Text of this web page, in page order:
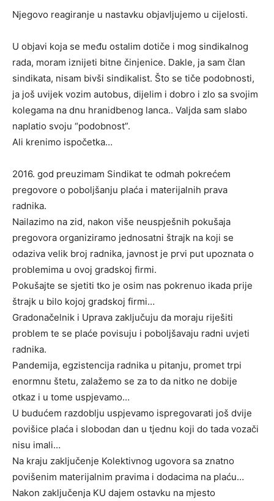
Njegovo reagiranje u nastavku objavljujemo u cijelosti.
U objavi koja se među ostalim dotiče i mog sindikalnog
rada, moram iznijeti bitne činjenice. Dakle, ja sam član
sindikata, nisam bivši sindikalist. Što se tiče podobnosti,
ja još uvijek vozim autobus, dijelim i dobro i zlo sa svojim
kolegama na dnu hranidbenog lanca.. Valjda sam slabo
naplatio svoju “podobnost”.
Ali krenimo ispočetka…
2016. god preuzimam Sindikat te odmah pokrećem
pregovore o poboljšanju plaća i materijalnih prava
radnika.
Nailazimo na zid, nakon više neuspješnih pokušaja
pregovora organiziramo jednosatni štrajk na koji se
odaziva velik broj radnika, javnost je prvi put upoznata o
problemima u ovoj gradskoj firmi.
Pokušajte se sjetiti tko je osim nas pokrenuo ikada prije
štrajk u bilo kojoj gradskoj firmi…
Gradonačelnik i Uprava zaključuju da moraju riješiti
problem te se plaće povisuju i poboljšavaju radni uvjeti
radnika.
Pandemija, egzistencija radnika u pitanju, promet trpi
enormnu štetu, zalažemo se za to da nitko ne dobije
otkaz i u tome uspjevamo…
U budućem razdoblju uspjevamo ispregovarati još dvije
povišice plaća i slobodan dan u tjednu koji do tada vozači
nisu imali…
Na kraju zaključenje Kolektivnog ugovora sa znatno
povišenim materijalnim pravima i dodacima na plaću…
Nakon zaključenja KU dajem ostavku na mjesto